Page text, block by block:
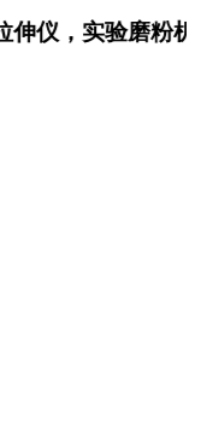
伸仪，实验磨粉机